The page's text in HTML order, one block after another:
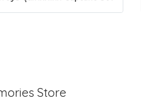
Store